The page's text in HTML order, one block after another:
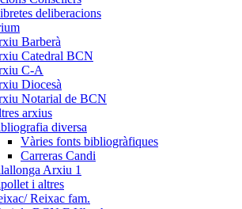
deliberacions
Barberà
Catedral BCN
C-A
Diocesà
Notarial de BCN
arxius
diversa
Vàries fonts bibliogràfiques
Carreras Candi
Arxiu 1
i altres
Reixac fam.